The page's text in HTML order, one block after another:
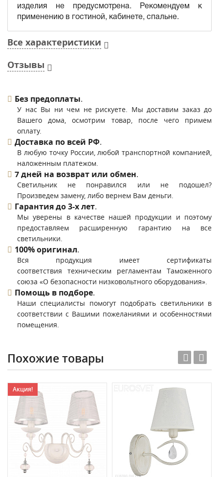
изделия не предусмотрена. Рекомендуем к
применению в гостиной, кабинете, спальне.
Все характеристики
Отзывы
Без предоплаты.
У нас Вы ни чем не рискуете. Мы доставим заказ до
Вашего дома, осмотрим товар, после чего примем
оплату.
Доставка по всей РФ.
В любую точку России, любой транспортной компанией,
наложенным платежом.
7 дней на возврат или обмен.
Светильник не понравился или не подошел?
Произведем замену, либо вернем Вам деньги.
Гарантия до 3-х лет.
Мы уверены в качестве нашей продукции и поэтому
предоставляем расширенную гарантию на все
светильники.
100% оригинал.
Вся продукция имеет сертификаты
соответствия техническим регламентам Таможенного
союза «О безопасности низковольтного оборудования».
Помощь в подборе.
Наши специалисты помогут подобрать светильники в
соответствии с Вашими пожеланиями и особенностями
помещения.
Похожие товары
Акция!